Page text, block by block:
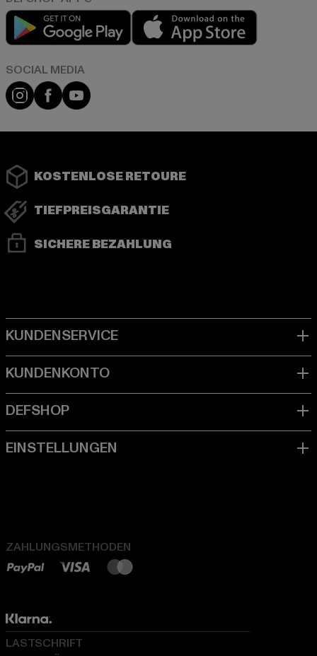
Play market
Instagram
FacebookYouTube
KOSTENLOSE RETOURE
TIEFPREISGARANTIE
SICHERE BEZAHLUNG
ZAHLUNGSMETHODEN
LASTSCHRIFT